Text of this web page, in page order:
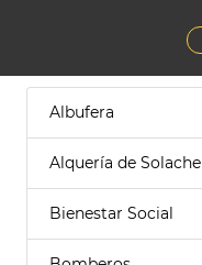
Albufera
Alquería de Solache
Bienestar Social